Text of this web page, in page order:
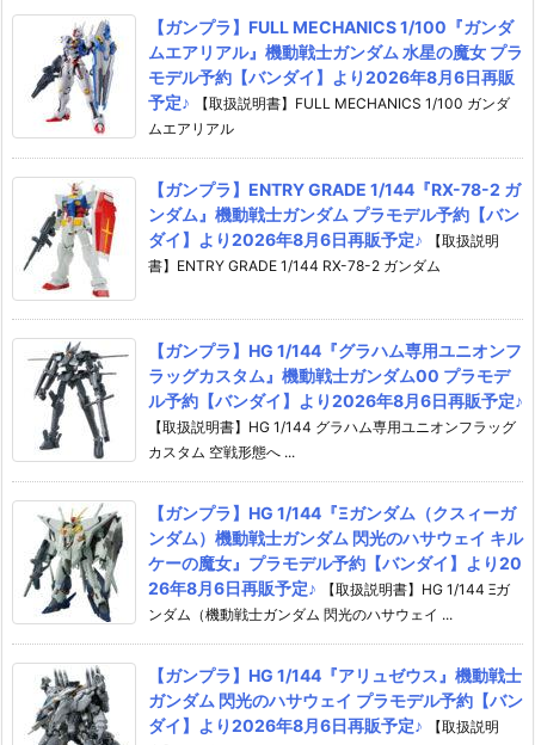
【ガンプラ】FULL MECHANICS 1/100『ガンダ
ムエアリアル』機動戦士ガンダム 水星の魔女 プラ
モデル予約【バンダイ】より2026年8月6日再販
予定♪
【取扱説明書】FULL MECHANICS 1/100 ガンダ
ムエアリアル
【ガンプラ】ENTRY GRADE 1/144『RX-78-2 ガ
ンダム』機動戦士ガンダム プラモデル予約【バン
ダイ】より2026年8月6日再販予定♪
【取扱説明
書】ENTRY GRADE 1/144 RX-78-2 ガンダム
【ガンプラ】HG 1/144『グラハム専用ユニオンフ
ラッグカスタム』機動戦士ガンダム00 プラモデ
ル予約【バンダイ】より2026年8月6日再販予定♪
【取扱説明書】HG 1/144 グラハム専用ユニオンフラッグ
カスタム 空戦形態へ ...
【ガンプラ】HG 1/144『Ξガンダム（クスィーガ
ンダム）機動戦士ガンダム 閃光のハサウェイ キル
ケーの魔女』プラモデル予約【バンダイ】より20
26年8月6日再販予定♪
【取扱説明書】HG 1/144 Ξガ
ンダム（機動戦士ガンダム 閃光のハサウェイ ...
【ガンプラ】HG 1/144『アリュゼウス』機動戦士
ガンダム 閃光のハサウェイ プラモデル予約【バン
ダイ】より2026年8月6日再販予定♪
【取扱説明